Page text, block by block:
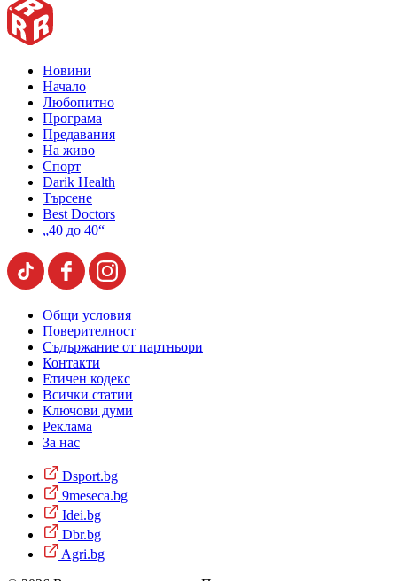
Новини
Начало
Любопитно
Програма
Предавания
На живо
Спорт
Darik Health
Търсене
Best Doctors
„40 до 40“
Общи условия
Поверителност
Съдържание от партньори
Контакти
Етичен кодекс
Всички статии
Ключови думи
Реклама
За нас
Dsport.bg
9meseca.bg
Idei.bg
Dbr.bg
Agri.bg